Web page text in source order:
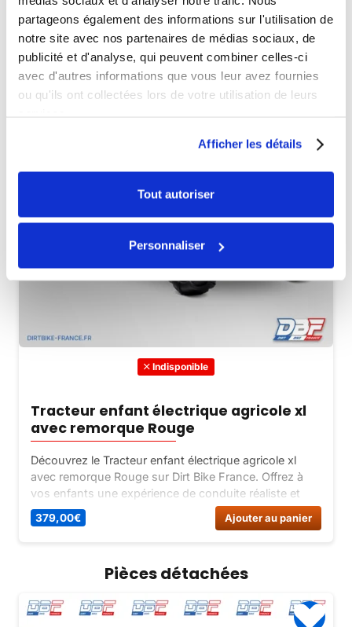
partageons également des informations sur l'utilisation de
notre site avec nos partenaires de médias sociaux, de
publicité et d'analyse, qui peuvent combiner celles-ci
avec d'autres informations que vous leur avez fournies
ou qu'ils ont collectées lors de votre utilisation de leurs
Afficher les détails
Tout autoriser
Personnaliser
Véhicules complets
Indisponible
Tracteur enfant électrique agricole xl
avec remorque Rouge
Découvrez le Tracteur enfant électrique agricole xl
avec remorque Rouge sur Dirt Bike France. Offrez à
vos enfants une expérience de conduite réaliste et
sécurisée. Commandez maintenant !
379,00€ Ajouter au panier
Pièces détachées